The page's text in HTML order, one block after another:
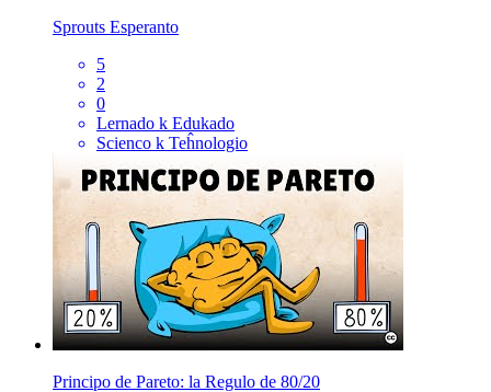
Sprouts Esperanto
5
2
0
Lernado k Edukado
Scienco k Teĥnologio
Principo de Pareto: la Regulo de 80/20